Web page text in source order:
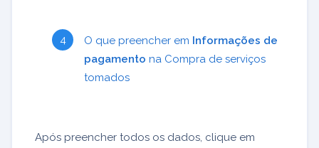
O que preencher em Informações de
pagamento na Compra de serviços
tomados
Após preencher todos os dados, clique em